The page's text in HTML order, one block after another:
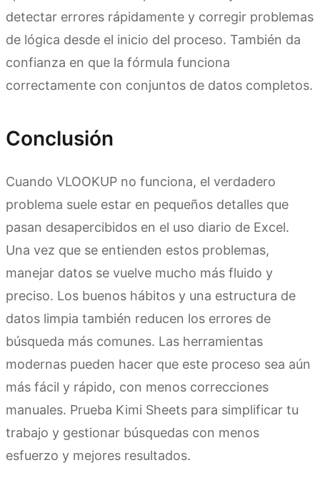
detectar errores rápidamente y corregir problemas
de lógica desde el inicio del proceso. También da
confianza en que la fórmula funciona
correctamente con conjuntos de datos completos.
Conclusión
Cuando VLOOKUP no funciona, el verdadero
problema suele estar en pequeños detalles que
pasan desapercibidos en el uso diario de Excel.
Una vez que se entienden estos problemas,
manejar datos se vuelve mucho más fluido y
preciso. Los buenos hábitos y una estructura de
datos limpia también reducen los errores de
búsqueda más comunes. Las herramientas
modernas pueden hacer que este proceso sea aún
más fácil y rápido, con menos correcciones
manuales. Prueba Kimi Sheets para simplificar tu
trabajo y gestionar búsquedas con menos
esfuerzo y mejores resultados.